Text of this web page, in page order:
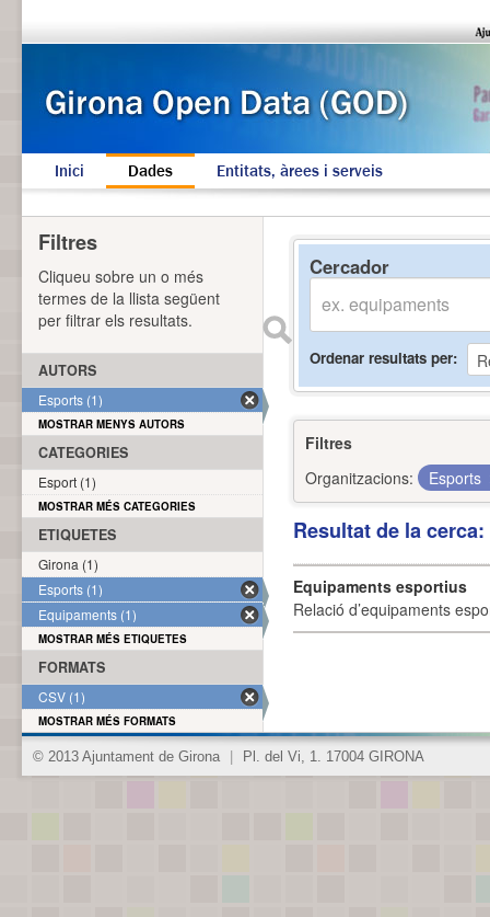
Inici Dades Entitats, àrees i serveis
Cercador
Ordenar resultats per
Filtres
Organitzacions:
Esports
Resultat de la
Equipaments esportius
Relació d’equipaments
Filtres
Cliqueu sobre un o més
termes de la llista següent
per filtrar els resultats.
AUTORS
Esports (1)
MOSTRAR MENYS AUTORS
CATEGORIES
Esport (1)
MOSTRAR MÉS CATEGORIES
ETIQUETES
Girona (1)
Esports (1)
Equipaments (1)
MOSTRAR MÉS ETIQUETES
FORMATS
CSV (1)
MOSTRAR MÉS FORMATS
© 2013 Ajuntament de Girona Pl. del Vi, 1. 17004 GIRONA